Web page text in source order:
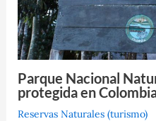
Parque Nacional
protegida en
Reservas Naturales (turismo)